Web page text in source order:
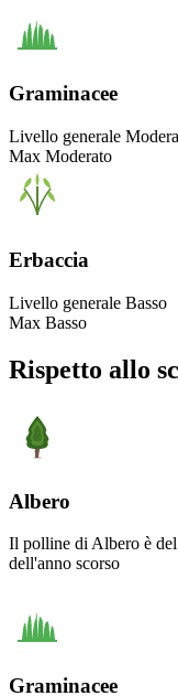
Graminacee
Livello generale
Max Moderato
Erbaccia
Livello generale Basso
Max Basso
Rispetto allo
Albero
Il polline di Albero è del
dell'anno scorso
Graminacee